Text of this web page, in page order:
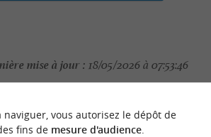
mise à jour : 18/05/2026 à 07:53:46
naviguer, vous autorisez le dépôt de
fins de mesure d'audience.